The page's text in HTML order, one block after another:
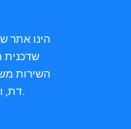
הינו אתר
שדכנית
השירות
דת, ומקומות מגורים, על מנת לעזור להם למצוא את זיווגם.